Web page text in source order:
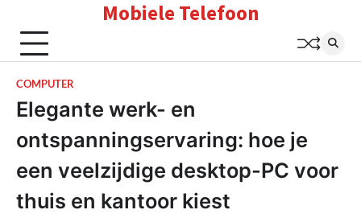
content
Mobiele Telefoon
COMPUTER
Elegante werk- en
ontspanningservaring: hoe je
een veelzijdige desktop-PC voor
thuis en kantoor kiest